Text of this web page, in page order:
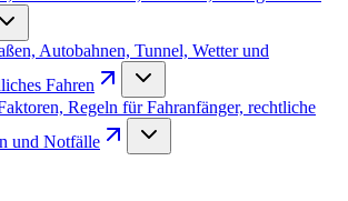
Autobahnen, Tunnel, Wetter und
Fahren
Regeln für Fahranfänger, rechtliche
und Notfälle